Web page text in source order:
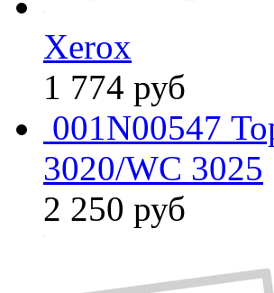
Xerox
1 774 руб
001N00547
3020/WC 3025
2 250 руб